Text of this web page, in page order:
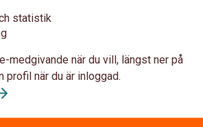
Få hjälp med
flytt av pension
statistik
medgivande när du vill, längst ner på
när du är inloggad.